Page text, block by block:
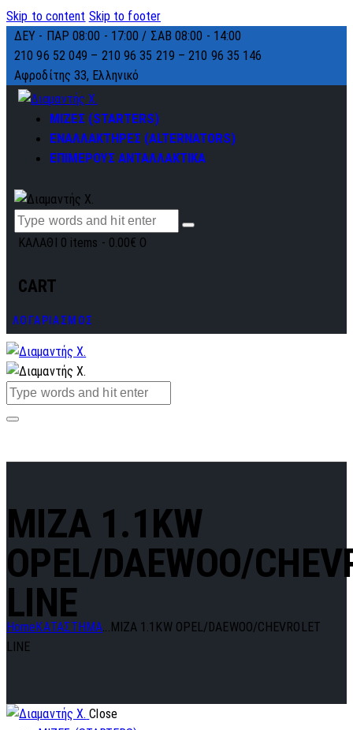
Skip to content Skip to footer
ΔΕΥ - ΠΑΡ 08:00 - 17:00 / ΣΑΒ 08:00 - 14:00
210 96 52 049 – 210 96 35 219 –210 96 35 146
Αφροδίτης 33, Ελληνικό
ΜΙΖΕΣ (STARTERS)
ΕΝΑΛΛΑΚΤΗΡΕΣ (ALTERNATORS)
ΕΠΙΜΕΡΟΥΣ ΑΝΤΑΛΛΑΚΤΙΚΑ
ΚΑΛΑΘΙ 0 items - 0.00€ 0
CART
ΛΟΓΑΡΙΑΣΜΟΣ
MIZA 1.1KW
OPEL/DAEWOO/
LINE
Home ΚΑΤΑΣΤΗΜΑ... MIZA 1.1KW OPEL/DAEWOO/CHEVROLET
LINE
Close